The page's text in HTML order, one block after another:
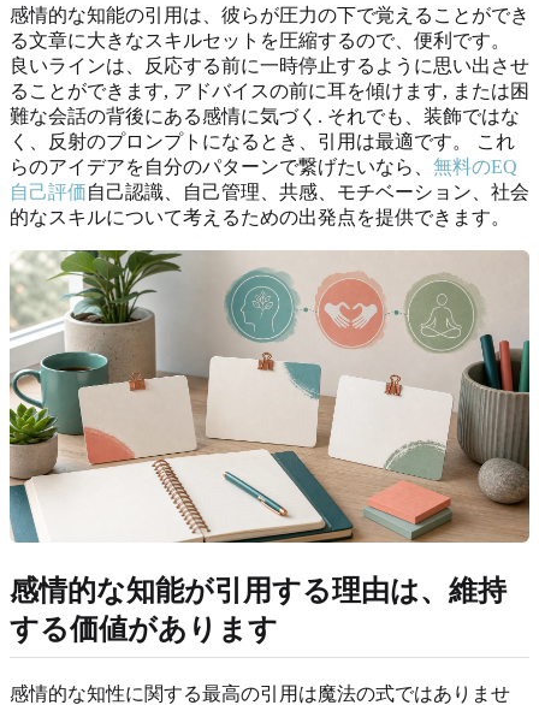
感情的な知能の引用は、彼らが圧力の下で覚えることができ
る文章に大きなスキルセットを圧縮するので、便利です。
良いラインは、反応する前に一時停止するように思い出させ
ることができます, アドバイスの前に耳を傾けます, または困
難な会話の背後にある感情に気づく. それでも、装飾ではな
く、反射のプロンプトになるとき、引用は最適です。 これ
らのアイデアを自分のパターンで繋げたいなら、 無料のEQ
自己評価自己認識、自己管理、共感、モチベーション、社会
的なスキルについて考えるための出発点を提供できます。
感情的な知能が引用する理由は、維持
する価値があります
感情的な知性に関する最高の引用は魔法の式ではありませ